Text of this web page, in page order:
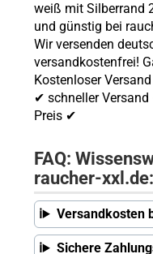
weiß mit Silberrand
und günstig bei
Wir versenden
versandkostenfrei!
Kostenloser
✔ schneller
Preis ✔
FAQ:
raucher-xxl.de:
Versandkosten
Sichere